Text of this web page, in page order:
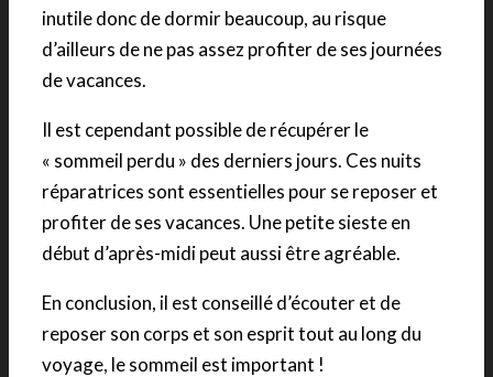
inutile donc de dormir beaucoup, au risque
d’ailleurs de ne pas assez profiter de ses journées
de vacances.
Il est cependant possible de récupérer le
« sommeil perdu » des derniers jours. Ces nuits
réparatrices sont essentielles pour se reposer et
profiter de ses vacances. Une petite sieste en
début d’après-midi peut aussi être agréable.
En conclusion, il est conseillé d’écouter et de
reposer son corps et son esprit tout au long du
voyage, le sommeil est important !